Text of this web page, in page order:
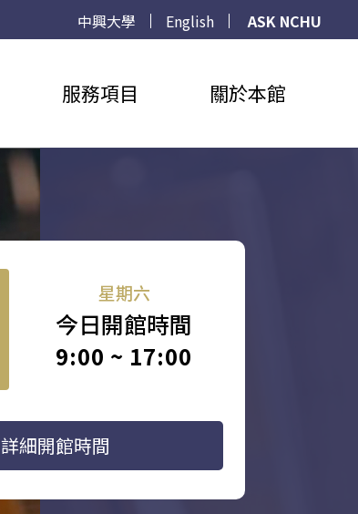
中興大學 English
ASK NCHU
服務項目 關於本館
星期六
今日開館時間
9:00 ~ 17:00
詳細開館時間